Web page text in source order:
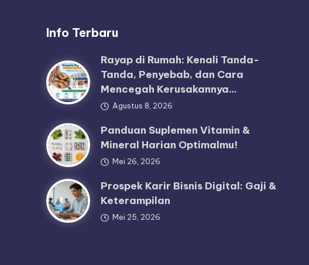
Info Terbaru
Rayap di Rumah: Kenali Tanda-
Tanda, Penyebab, dan Cara
Mencegah Kerusakannya…
Agustus 8, 2026
Panduan Suplemen Vitamin &
Mineral Harian Optimalmu!
Mei 26, 2026
Prospek Karir Bisnis Digital: Gaji &
Keterampilan
Mei 25, 2026